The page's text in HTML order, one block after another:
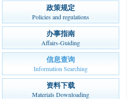
政策规定
Policies and regulations
办事指南
Affairs-Guiding
信息查询
Information Searching
资料下载
Materials Downloading